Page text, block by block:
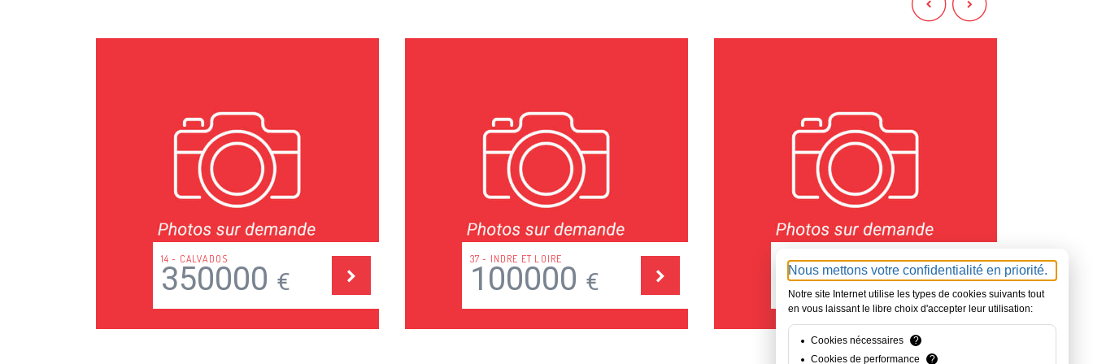
37 - INDRE ET LOIRE
100000€
75 - PARIS
350000€
72 - SARTHE
780000€
22 -
Nous mettons votre confidentialité en priorité.
Notre site Internet utilise les types de cookies suivants tout
en vous laissant le libre choix d'accepter leur utilisation:
Cookies nécessaires
?
Cookies de performance
?